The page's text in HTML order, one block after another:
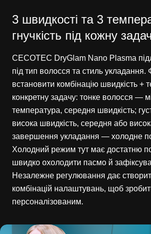
3 швидкості та 3
гнучкість під кожну
CECOTEC DryGlam Nano Plasma
під тип волосся та стиль
встановити комбінацію швидкість +
конкретну задачу: тонке волосся —
температура, середня швидкість;
висока швидкість, середня або
завершення укладання — холодне
Холодний режим тут має достатню
швидко охолодити пасмо й
Незалежне регулювання дає
комбінацій налаштувань, щоб
персоналізованим.